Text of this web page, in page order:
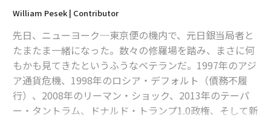
William Pesek | Contributor
先日、ニューヨーク─東京便の機内で、元日銀当局者と
たまたま一緒になった。数々の修羅場を踏み、まさに何
もかも見てきたというふうなベテランだ。1997年のアジ
ア通貨危機、1998年のロシア・デフォルト（債務不履
行）、2008年のリーマン・ショック、2013年のテーパ
ー・タントラム、ドナルド・トランプ1.0政権、そして新